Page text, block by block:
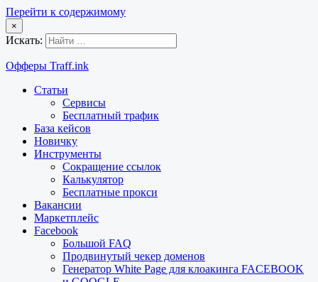
Перейти к содержимому
×
Искать:
Офферы Traff.ink
Статьи
Сервисы
Бесплатный трафик
База кейсов
Новичку
Инструменты
Сокращение ссылок
Калькулятор
Бесплатные прокси
Вакансии
Маркетплейс
Facebook
Большой FAQ
Продвинутый чекер доменов
Генератор White Page для клоакинга FACEBOOK